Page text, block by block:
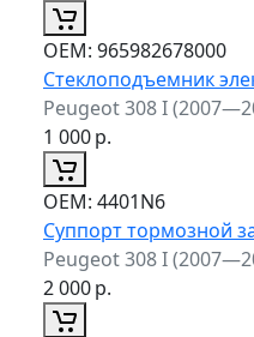
ОЕМ: 965982678000
Стеклоподъемник
Peugeot 308 I
1 000р.
ОЕМ: 4401N6
Суппорт тормозной
Peugeot 308 I
2 000р.